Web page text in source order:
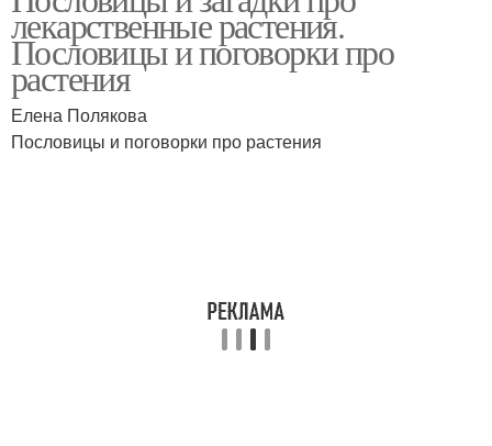
растения
Загадки про
травянистые растения
лекарственные растения.
Пословицы и поговорки про
растения
Елена Полякова
Пословицы и поговорки про растения